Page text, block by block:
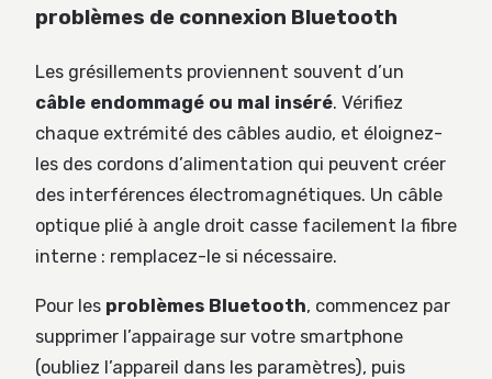
problèmes de connexion Bluetooth
Les grésillements proviennent souvent d’un
câble endommagé ou mal inséré. Vérifiez
chaque extrémité des câbles audio, et éloignez-
les des cordons d’alimentation qui peuvent créer
des interférences électromagnétiques. Un câble
optique plié à angle droit casse facilement la fibre
interne : remplacez-le si nécessaire.
Pour les problèmes Bluetooth, commencez par
supprimer l’appairage sur votre smartphone
(oubliez l’appareil dans les paramètres), puis